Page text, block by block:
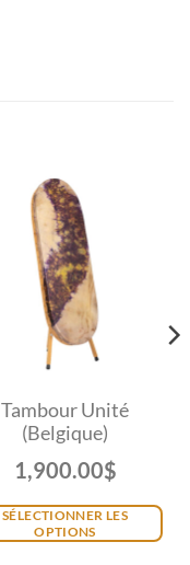
Tambour Unité
(Belgique)
1,900.00$
SÉLECTIONNER LES
OPTIONS